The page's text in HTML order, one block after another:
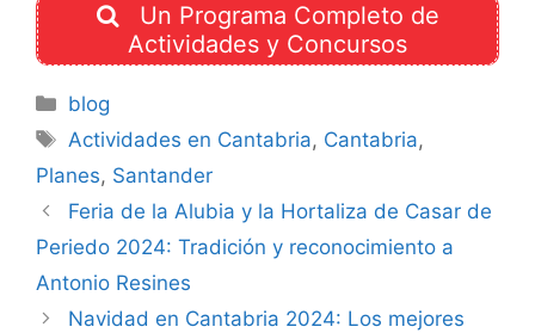
Un Programa Completo de
Actividades y Concursos
Categorías
blog
Etiquetas
Actividades en Cantabria, Cantabria,
Planes, Santander
Feria de la Alubia y la Hortaliza de Casar de
Periedo 2024: Tradición y reconocimiento a
Antonio Resines
Navidad en Cantabria 2024: Los mejores